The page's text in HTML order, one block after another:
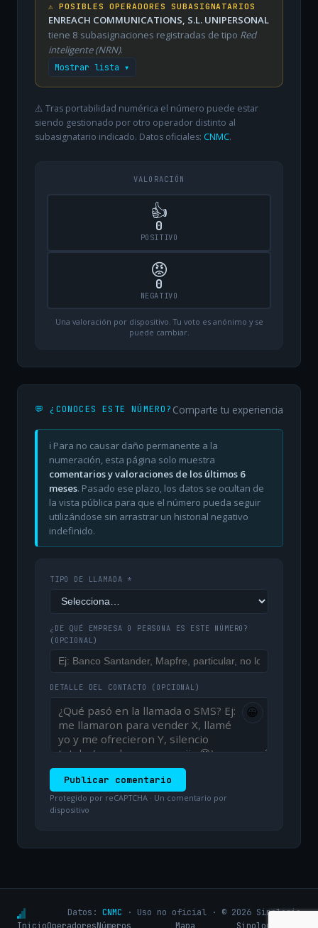
⚠️ POSIBLES OPERADORES SUBASIGNATARIOS
ENREACH COMMUNICATIONS, S.L. UNIPERSONAL
tiene 8 subasignaciones registradas de tipo Red
inteligente (NRN).
Mostrar lista ▾
⚠️ Tras portabilidad numérica el número puede estar
siendo gestionado por otro operador distinto al
subasignatario indicado. Datos oficiales: CNMC.
VALORACIÓN
👍
0
POSITIVO
😡
0
NEGATIVO
Una valoración por dispositivo. Tu voto es anónimo y se
puede cambiar.
💬 ¿CONOCES ESTE NÚMERO? Comparte tu experiencia
ℹ️ Para no causar daño permanente a la
numeración, esta página solo muestra
comentarios y valoraciones de los últimos 6
meses. Pasado ese plazo, los datos se ocultan de
la vista pública para que el número pueda seguir
utilizándose sin arrastrar un historial negativo
indefinido.
TIPO DE LLAMADA *
¿DE QUÉ EMPRESA O PERSONA ES ESTE NÚMERO?
(OPCIONAL)
DETALLE DEL CONTACTO (OPCIONAL)
😀
Publicar comentario
Protegido por reCAPTCHA · Un comentario por
dispositivo
Datos: CNMC · Uso no oficial · © 2026 Sinologic